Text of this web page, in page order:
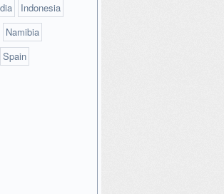
Indonesia
Namibia
Spain